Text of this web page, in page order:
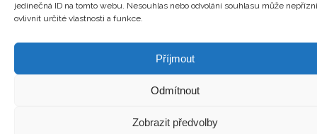
jedinečná ID na tomto webu. Nesouhlas nebo odvolání souhlasu může
ovlivnit určité vlastnosti a funkce.
Příjmout
Odmítnout
Zobrazit předvolby